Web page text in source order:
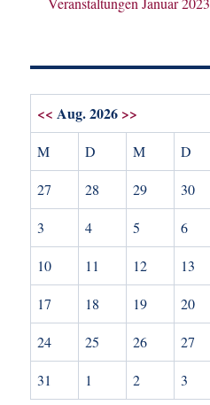
<< Aug. 2026 >>
M D M D
27 28 29 30
3 4 5 6
10 11 12 13
17 18 19 20
24 25 26 27
31 1 2 3